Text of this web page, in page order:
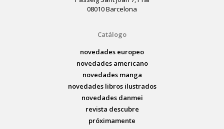
08010 Barcelona
Catálogo
novedades europeo
novedades americano
novedades manga
novedades libros ilustrados
novedades danmei
revista descubre
próximamente